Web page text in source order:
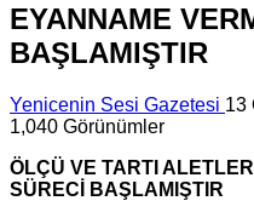
EYANNAME
BAŞLAMIŞTIR
Yenicenin Sesi Gazetesi 13
1,040 Görünümler
ÖLÇÜ VE TARTI
SÜRECİ BAŞLAMIŞTIR